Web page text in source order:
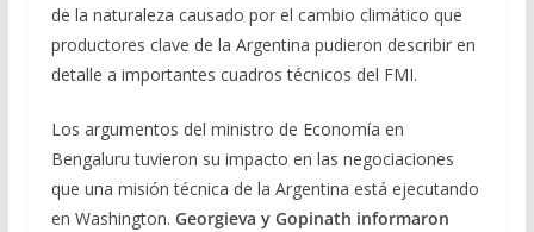
de la naturaleza causado por el cambio climático que
productores clave de la Argentina pudieron describir en
detalle a importantes cuadros técnicos del FMI.
Los argumentos del ministro de Economía en
Bengaluru tuvieron su impacto en las negociaciones
que una misión técnica de la Argentina está ejecutando
en Washington. Georgieva y Gopinath informaron